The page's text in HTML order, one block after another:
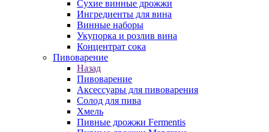
Сухие винные дрожжи
Ингредиенты для вина
Винные наборы
Укупорка и розлив вина
Концентрат сока
Пивоварение
Назад
Пивоварение
Аксессуары для пивоварения
Солод для пива
Хмель
Пивные дрожжи Fermentis